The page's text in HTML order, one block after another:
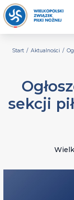
Start / Aktualności /
sekcji